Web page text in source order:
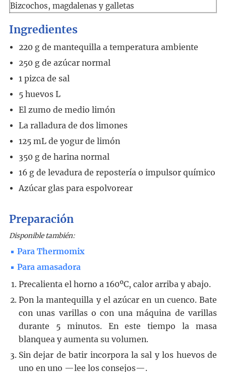
Bizcochos, magdalenas y galletas
Ingredientes
220 g de mantequilla a temperatura ambiente
250 g de azúcar normal
1 pizca de sal
5 huevos L
El zumo de medio limón
La ralladura de dos limones
125 mL de yogur de limón
350 g de harina normal
16 g de levadura de repostería o impulsor químico
Azúcar glas para espolvorear
Preparación
Disponible también:
Para Thermomix
Para amasadora
Precalienta el horno a 160ºC, calor arriba y abajo.
Pon la mantequilla y el azúcar en un cuenco. Bate
con unas varillas o con una máquina de varillas
durante 5 minutos. En este tiempo la masa
blanquea y aumenta su volumen.
Sin dejar de batir incorpora la sal y los huevos de
uno en uno —lee los consejos—.